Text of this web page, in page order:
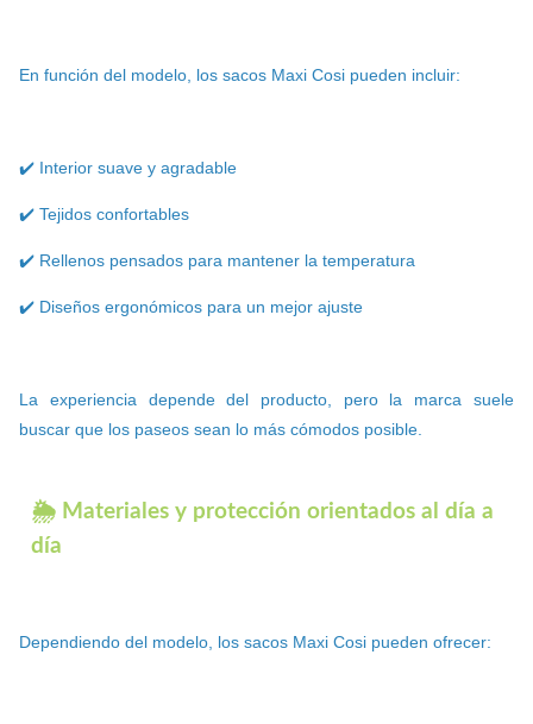
En función del modelo, los sacos Maxi Cosi pueden incluir:
✔️ Interior suave y agradable
✔️ Tejidos confortables
✔️ Rellenos pensados para mantener la temperatura
✔️ Diseños ergonómicos para un mejor ajuste
La experiencia depende del producto, pero la marca suele
buscar que los paseos sean lo más cómodos posible.
🌦️ Materiales y protección orientados al día a
día
Dependiendo del modelo, los sacos Maxi Cosi pueden ofrecer: